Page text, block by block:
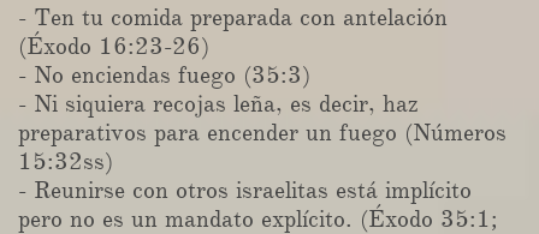
- Ten tu comida preparada con antelación
(Éxodo 16:23-26)
- No enciendas fuego (35:3)
- Ni siquiera recojas leña, es decir, haz
preparativos para encender un fuego (Números
15:32ss)
- Reunirse con otros israelitas está implícito
pero no es un mandato explícito. (Éxodo 35:1;